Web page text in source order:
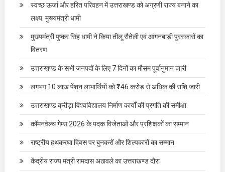
स्वच्छ ऊर्जा और हरित परिवहन में उत्तराखण्ड को अग्रणी राज्य बनाने का
लक्ष्य: मुख्यमंत्री धामी
मुख्यमंत्री पुष्कर सिंह धामी ने किया तीलू रौतेली एवं आंगनबाड़ी पुरस्कारों का
वितरण
उत्तराखण्ड के सभी जनपदों के लिए 7 दिनों का मौसम पूर्वानुमान जारी
लगभग 10 लाख पेंशन लाभार्थियों को ₹146 करोड़ से अधिक की राशि जारी
उत्तराखण्ड क्रीड़ा विश्वविद्यालय निर्माण कार्यों की प्रगति की समीक्षा
कॉमनवेल्थ गेम्स 2026 के पदक विजेताओं और प्रशिक्षकों का सम्मान
राष्ट्रीय हथकरघा दिवस पर बुनकरों और शिल्पकारों का सम्मान
केंद्रीय राज्य मंत्री रामदास अठावले का उत्तराखण्ड दौरा